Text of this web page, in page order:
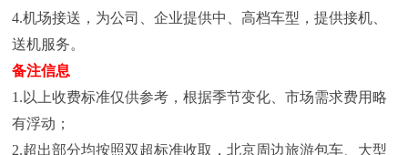
4.机场接送，为公司、企业提供中、高档车型，提供接机、
送机服务。
备注信息
1.以上收费标准仅供参考，根据季节变化、市场需求费用略
有浮动；
2.超出部分均按照双超标准收取，北京周边旅游包车、大型